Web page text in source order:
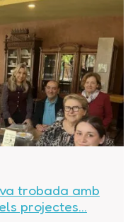
trobada amb
projectes...